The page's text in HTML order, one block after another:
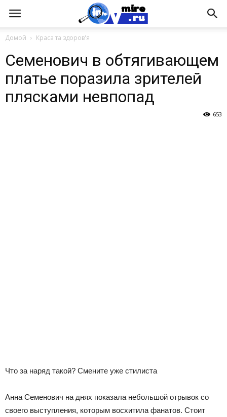
Домой Краса та здоров'я
Семенович в обтягивающем
платье поразила зрителей
плясками невпопад
653
Что за наряд такой? Смените уже стилиста
Анна Семенович на днях показала небольшой отрывок со
своего выступления, которым восхитила фанатов. Стоит